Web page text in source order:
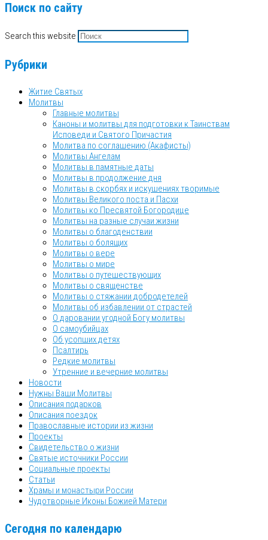
Поиск по сайту
Search this website
Рубрики
Житие Святых
Молитвы
Главные молитвы
Каноны и молитвы для подготовки к Таинствам
Исповеди и Святого Причастия
Молитва по соглашению (Акафисты)
Молитвы Ангелам
Молитвы в памятные даты
Молитвы в продолжение дня
Молитвы в скорбях и искушениях творимые
Молитвы Великого поста и Пасхи
Молитвы ко Пресвятой Богородице
Молитвы на разные случаи жизни
Молитвы о благоденствии
Молитвы о болящих
Молитвы о вере
Молитвы о мире
Молитвы о путешествующих
Молитвы о священстве
Молитвы о стяжании добродетелей
Молитвы об избавлении от страстей
О даровании угодной Богу молитвы
О самоубийцах
Об усопших детях
Псалтирь
Редкие молитвы
Утренние и вечерние молитвы
Новости
Нужны Ваши Молитвы
Описания подарков
Описания поездок
Православные истории из жизни
Проекты
Свидетельство о жизни
Святые источники России
Социальные проекты
Статьи
Храмы и монастыри России
Чудотворные Иконы Божией Матери
Сегодня по календарю